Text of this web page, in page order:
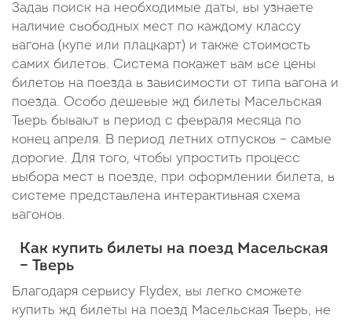
Задав поиск на необходимые даты, вы узнаете
наличие свободных мест по каждому классу
вагона (купе или плацкарт) и также стоимость
самих билетов. Система покажет вам все цены
билетов на поезда в зависимости от типа вагона и
поезда. Особо дешевые жд билеты Масельская
Тверь бывают в период с февраля месяца по
конец апреля. В период летних отпусков – самые
дорогие. Для того, чтобы упростить процесс
выбора мест в поезде, при оформлении билета, в
системе представлена интерактивная схема
вагонов.
Как купить билеты на поезд Масельская
– Тверь
Благодаря сервису Flydex, вы легко сможете
купить жд билеты на поезд Масельская Тверь, не